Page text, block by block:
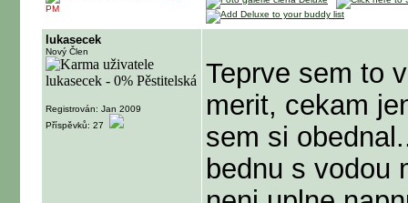
PM
lukasecek
Nový Člen
Registrován: Jan 2009
Příspěvků: 27
Teprve sem to
merit, cekam
sem si
bednu s vodou